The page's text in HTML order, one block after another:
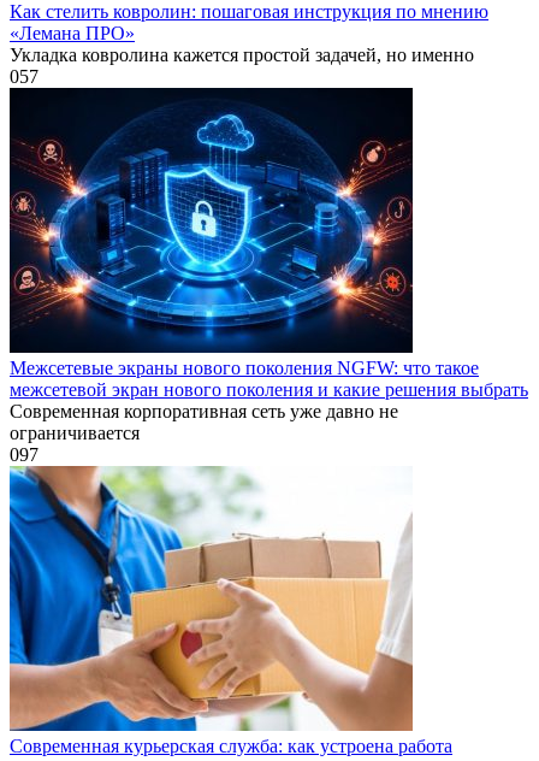
Как стелить ковролин: пошаговая инструкция по мнению
«Лемана ПРО»
Укладка ковролина кажется простой задачей, но именно
057
Межсетевые экраны нового поколения NGFW: что такое
межсетевой экран нового поколения и какие решения выбрать
Современная корпоративная сеть уже давно не
ограничивается
097
Современная курьерская служба: как устроена работа